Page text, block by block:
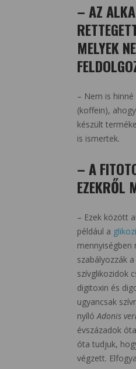
– AZ
MELYEK
– Nem is
(koffein),
készült
is ismertek.
– A
EZEKRŐL
– Ezek között
például a
mennyiségben
szabályozzák
szívglikozidok
digitoxin és
ugyancsak
nyílóAdonis
évszázadok
óta tudjuk,
végzett.